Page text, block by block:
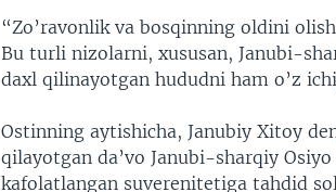
“Zo’ravonlik va bosqinning oldini
Bu turli nizolarni, xususan, Janubi-
daxl qilinayotgan hududni ham o’z
Ostinning aytishicha, Janubiy Xitoy
qilayotgan da’vo Janubi-sharqiy
kafolatlangan suverenitetiga tahdid